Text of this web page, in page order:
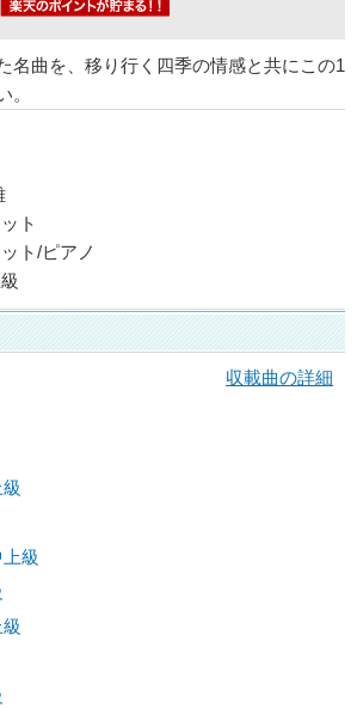
名曲を、移り行く四季の情感と共にこの1
。
ト
ト/ピアノ
収載曲の詳細
級